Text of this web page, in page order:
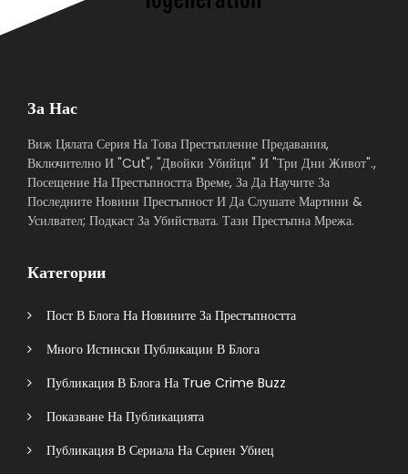
За Нас
Виж Цялата Серия На Това Престъпление Предавания,
Включително И "Cut", "Двойки Убийци" И "Три Дни Живот".,
Посещение На Престъпността Време, За Да Научите За
Последните Новини Престъпност И Да Слушате Мартини &
Усилвател; Подкаст За Убийствата. Тази Престъпна Мрежа.
Категории
Пост В Блога На Новините За Престъпността
Много Истински Публикации В Блога
Публикация В Блога На True Crime Buzz
Показване На Публикацията
Публикация В Сериала На Сериен Убиец